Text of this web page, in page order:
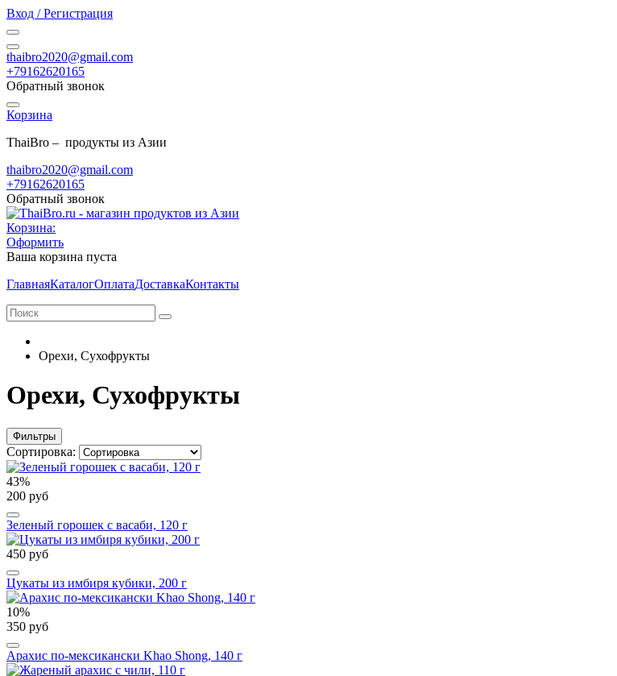
Вход / Регистрация
thaibro2020@gmail.com
+79162620165
Обратный звонок
Корзина
ThaiBro – продукты из Азии
thaibro2020@gmail.com
+79162620165
Обратный звонок
Корзина:
Оформить
Ваша корзина пуста
ГлавнаяКаталогОплатаДоставкаКонтакты
Орехи, Сухофрукты
Орехи, Сухофрукты
Фильтры
Сортировка:
43%
200 руб
Зеленый горошек с васаби, 120 г
450 руб
Цукаты из имбиря кубики, 200 г
10%
350 руб
Арахис по-мексикански Khao Shong, 140 г